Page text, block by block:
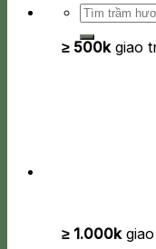
Tìm
kiếm:
≥ 500kgiao
≥ 1.000kgiao